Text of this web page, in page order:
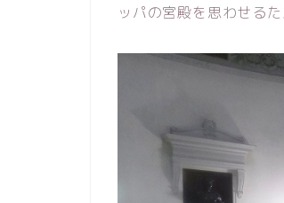
ッパの宮殿を思わせる